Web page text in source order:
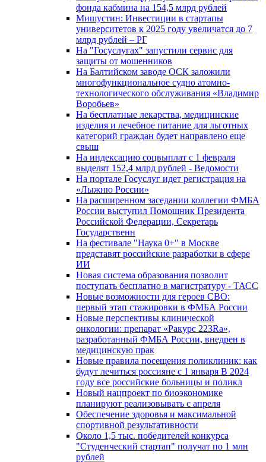
фонда кабмина на 154,5 млрд рублей
Мишустин: Инвестиции в стартапы
университетов к 2025 году увеличатся до 7
млрд рублей – РГ
На "Госуслугах" запустили сервис для
защиты от мошенников
На Балтийском заводе ОСК заложили
многофункциональное судно атомно-
технологического обслуживания «Владимир
Воробьев»
На бесплатные лекарства, медицинские
изделия и лечебное питание для льготных
категорий граждан будет направлено еще
свыш
На индексацию соцвыплат с 1 февраля
выделят 152,4 млрд рублей - Ведомости
На портале Госуслуг идет регистрация на
«Лыжню России»
На расширенном заседании коллегии ФМБА
России выступил Помощник Президента
Российской Федерации, Секретарь
Государственн
На фестивале "Наука 0+" в Москве
представят российские разработки в сфере
ИИ
Новая система образования позволит
поступать бесплатно в магистратуру - ТАСС
Новые возможности для героев СВО:
первый этап стажировки в ФМБА России
Новые перспективы клинической
онкологии: препарат «Ракурс 223Ra»,
разработанный ФМБА России, внедрен в
медицинскую прак
Новые правила посещения поликлиник: как
будут лечиться россияне с 1 января В 2024
году все российские больницы и поликл
Новый нацпроект по биоэкономике
планируют реализовывать с апреля
Обеспечение здоровья и максимальной
спортивной результативности
Около 1,5 тыс. победителей конкурса
"Студенческий стартап" получат по 1 млн
рублей